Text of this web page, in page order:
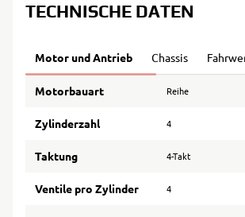
TECHNISCHE DATEN
Motor und Antrieb Chassis
Motorbauart Reihe
Zylinderzahl 4
Taktung 4-Takt
Ventile pro Zylinder 4